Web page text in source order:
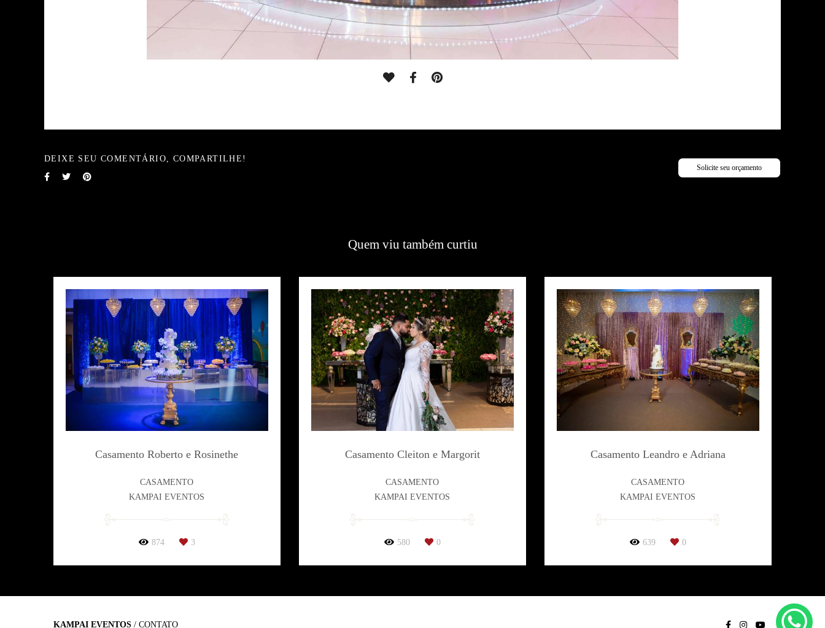
DEIXE SEU COMENTÁRIO, COMPARTILHE!
Solicite seu orçamento
Quem viu também curtiu
Casamento Roberto e Rosinethe
CASAMENTO
KAMPAI EVENTOS
874 3
Casamento Cleiton e Margorit
CASAMENTO
KAMPAI EVENTOS
580 0
Casamento Leandro e Adriana
CASAMENTO
KAMPAI EVENTOS
639 0
KAMPAI EVENTOS / CONTATO